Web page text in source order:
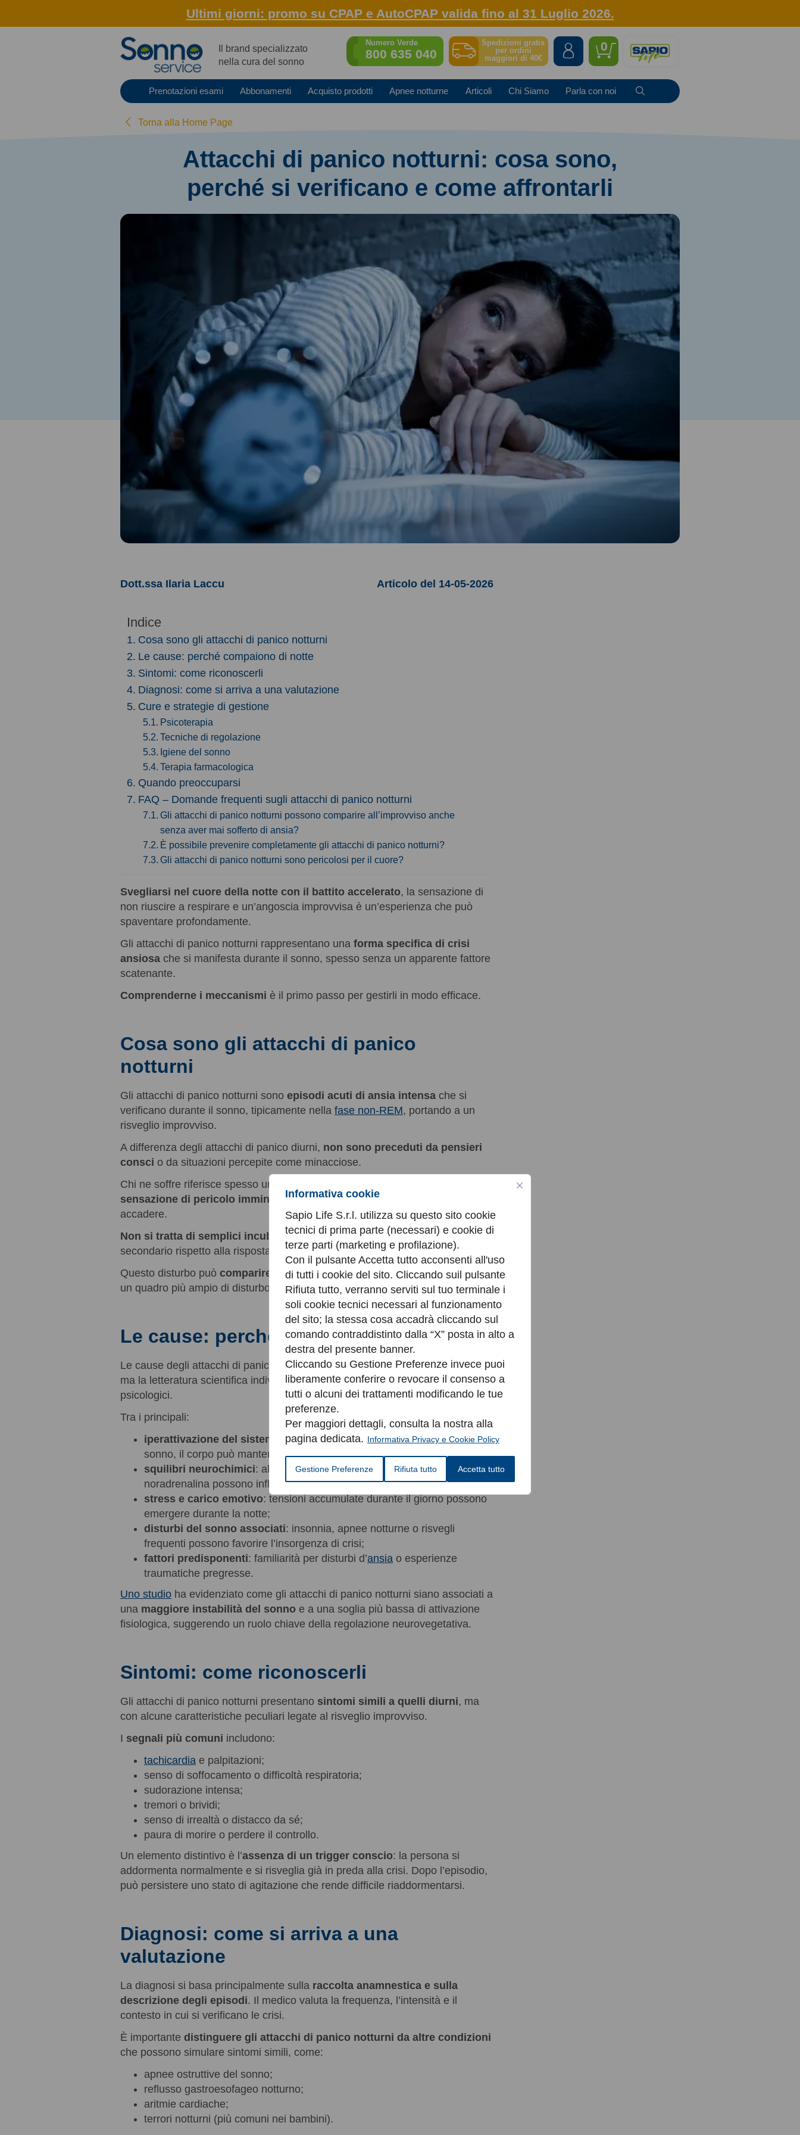
Informativa cookie
Sapio Life S.r.l. utilizza su questo sito cookie
tecnici di prima parte (necessari) e cookie di
terze parti (marketing e profilazione).
Con il pulsante Accetta tutto acconsenti all'uso
di tutti i cookie del sito. Cliccando suil pulsante
Rifiuta tutto, verranno serviti sul tuo terminale i
soli cookie tecnici necessari al funzionamento
del sito; la stessa cosa accadrà cliccando sul
comando contraddistinto dalla “X” posta in alto a
destra del presente banner.
Cliccando su Gestione Preferenze invece puoi
liberamente conferire o revocare il consenso a
tutti o alcuni dei trattamenti modificando le tue
preferenze.
Per maggiori dettagli, consulta la nostra alla
pagina dedicata. Informativa Privacy e Cookie Policy
Gestione Preferenze Rifiuta tutto Accetta tutto
Ultimi giorni: promo su CPAP e AutoCPAP valida fino al 31 Luglio 2026.
Il brand specializzato
nella cura del sonno
Numero Verde
800 635 040
Spedizioni gratis
per ordini
maggiori di 40€
0
Prenotazioni esami Abbonamenti Acquisto prodotti Apnee notturne Articoli Chi Siamo Parla con noi
Torna alla Home Page
Attacchi di panico notturni: cosa sono,
perché si verificano e come affrontarli
Dott.ssa Ilaria Laccu Articolo del 14-05-2026
Indice
Cosa sono gli attacchi di panico notturni
Le cause: perché compaiono di notte
Sintomi: come riconoscerli
Diagnosi: come si arriva a una valutazione
Cure e strategie di gestione
Psicoterapia
Tecniche di regolazione
Igiene del sonno
Terapia farmacologica
Quando preoccuparsi
FAQ – Domande frequenti sugli attacchi di panico notturni
Gli attacchi di panico notturni possono comparire all’improvviso anche
senza aver mai sofferto di ansia?
È possibile prevenire completamente gli attacchi di panico notturni?
Gli attacchi di panico notturni sono pericolosi per il cuore?
Svegliarsi nel cuore della notte con il battito accelerato, la sensazione di
non riuscire a respirare e un’angoscia improvvisa è un’esperienza che può
spaventare profondamente.
Gli attacchi di panico notturni rappresentano una forma specifica di crisi
ansiosa che si manifesta durante il sonno, spesso senza un apparente fattore
scatenante.
Comprenderne i meccanismi è il primo passo per gestirli in modo efficace.
Cosa sono gli attacchi di panico
notturni
Gli attacchi di panico notturni sono episodi acuti di ansia intensa che si
verificano durante il sonno, tipicamente nella fase non-REM, portando a un
risveglio improvviso.
A differenza degli attacchi di panico diurni, non sono preceduti da pensieri
consci o da situazioni percepite come minacciose.
Chi ne soffre riferisce spesso un
sensazione di pericolo imminente, come se qualcosa di grave stesse per
accadere.
Non si tratta di semplici incubi
: il contenuto onirico, quando presente, è
secondario rispetto alla risposta fisica e fisiologica dell’organismo.
Questo disturbo può comparire in modo isolato oppure inserirsi all’interno di
un quadro più ampio di disturbo di panico o di ansia generalizzata.
Le cause: perché compaiono di notte
Le cause degli attacchi di panico notturninon sono ancora del tutto chiarite,
ma la letteratura scientifica individua una combinazione di fattori biologici e
psicologici.
Tra i principali:
iperattivazione del sistema nervoso autonomo: anche durante il
sonno, il corpo può mantenere uno stato di allerta elevato;
squilibri neurochimici: alterazioni nei livelli diserotonina e
noradrenalina possono influenzare la regolazione dell’ansia;
stress e carico emotivo: tensioni accumulate durante il giorno possono
emergere durante la notte;
disturbi del sonno associati: insonnia, apnee notturne o risvegli
frequenti possono favorire l’insorgenza di crisi;
fattori predisponenti: familiarità per disturbi d’ansia o esperienze
traumatiche pregresse.
Uno studio ha evidenziato come gli attacchi di panico notturni siano associati a
una maggiore instabilità del sonno e a una soglia più bassa di attivazione
fisiologica, suggerendo un ruolo chiave della regolazione neurovegetativa.
Sintomi: come riconoscerli
Gli attacchi di panico notturni presentano sintomi simili a quelli diurni, ma
con alcune caratteristiche peculiari legate al risveglio improvviso.
I segnali più comuni includono:
tachicardia e palpitazioni;
senso di soffocamento o difficoltà respiratoria;
sudorazione intensa;
tremori o brividi;
senso di irrealtà o distacco da sé;
paura di morire o perdere il controllo.
Un elemento distintivo è l’assenza di un trigger conscio: la persona si
addormenta normalmente e si risveglia già in preda alla crisi. Dopo l’episodio,
può persistere uno stato di agitazione che rende difficile riaddormentarsi.
Diagnosi: come si arriva a una
valutazione
La diagnosi si basa principalmente sulla raccolta anamnestica e sulla
descrizione degli episodi. Il medico valuta la frequenza, l’intensità e il
contesto in cui si verificano le crisi.
È importante distinguere gli attacchi di panico notturni da altre condizioni
che possono simulare sintomi simili, come:
apnee ostruttive del sonno;
reflusso gastroesofageo notturno;
aritmie cardiache;
terrori notturni (più comuni nei bambini).